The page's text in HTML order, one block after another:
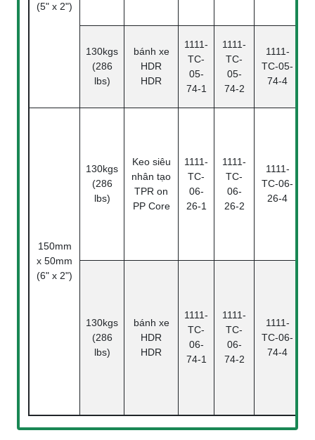
(5" x 2")
130kgs
(286
lbs)
bánh xe
HDR
HDR
1111-
TC-
05-
74-1
1111-
TC-
05-
74-2
1111-
TC-05-
74-4
150mm
x 50mm
(6" x 2")
130kgs
(286
lbs)
Keo siêu
nhân tạo
TPR on
PP Core
1111-
TC-
06-
26-1
1111-
TC-
06-
26-2
1111-
TC-06-
26-4
130kgs
(286
lbs)
bánh xe
HDR
HDR
1111-
TC-
06-
74-1
1111-
TC-
06-
74-2
1111-
TC-06-
74-4